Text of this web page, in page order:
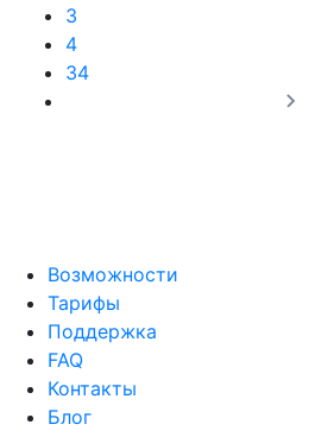
3
4
34
Возможности
Тарифы
Поддержка
FAQ
Контакты
Блог